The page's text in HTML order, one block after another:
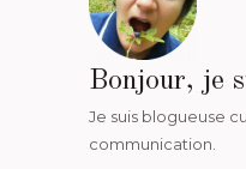
Bonjour, je
Je suis blogueuse
communication.